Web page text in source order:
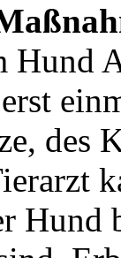
Hund
des
Hund